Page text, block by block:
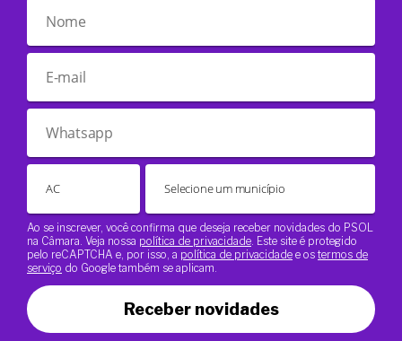
Ao se inscrever, você confirma que deseja receber novidades do PSOL
na Câmara. Veja nossa política de privacidade . Este site é protegido
pelo reCAPTCHA e, por isso, a política de privacidade e os termos de
serviço do Google também se aplicam.
Receber novidades